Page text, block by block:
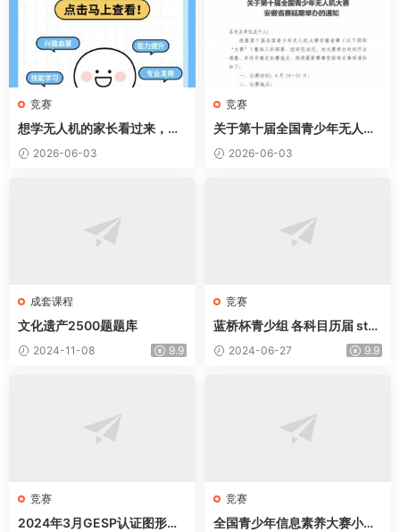
竞赛
想学无人机的家长看过来，六
张图看懂无人机规划
2026-06-03
竞赛
关于第十届全国青少年无人机
大赛安徽省赛延期举办的通知
2026-06-03
成套课程
文化遗产2500题题库
2024-11-08 9.9
竞赛
蓝桥杯青少组 各科目历届 ste
m 省赛 国赛stem
2024-06-27 9.9
竞赛
2024年3月GESP认证图形化
竞赛
全国青少年信息素养大赛小学